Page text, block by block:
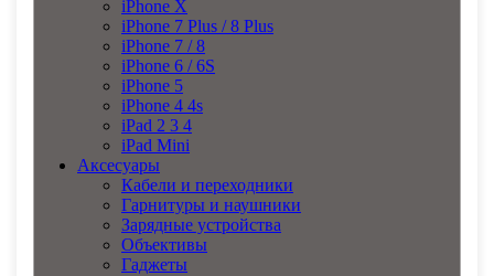
iPhone X
iPhone 7 Plus / 8 Plus
iPhone 7 / 8
iPhone 6 / 6S
iPhone 5
iPhone 4 4s
iPad 2 3 4
iPad Mini
Аксесуары
Кабели и переходники
Гарнитуры и наушники
Зарядные устройства
Объективы
Гаджеты